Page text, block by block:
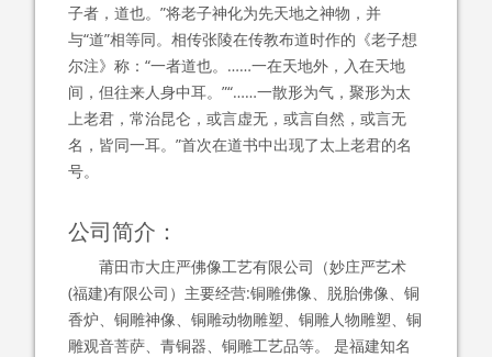
子者，道也。”将老子神化为先天地之神物，并
与“道”相等同。相传张陵在传教布道时作的《老子想
尔注》称：“一者道也。……一在天地外，入在天地
间，但往来人身中耳。”“……一散形为气，聚形为太
上老君，常治昆仑，或言虚无，或言自然，或言无
名，皆同一耳。”首次在道书中出现了太上老君的名
号。
公司简介：
莆田市大庄严佛像工艺有限公司（妙庄严艺术
(福建)有限公司）主要经营:铜雕佛像、脱胎佛像、铜
香炉、铜雕神像、铜雕动物雕塑、铜雕人物雕塑、铜
雕观音菩萨、青铜器、铜雕工艺品等。 是福建知名